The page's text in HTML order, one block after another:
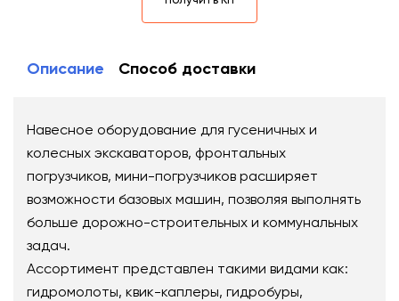
Описание Способ доставки
Навесное оборудование для гусеничных и
колесных экскаваторов, фронтальных
погрузчиков, мини-погрузчиков расширяет
возможности базовых машин, позволяя выполнять
больше дорожно-строительных и коммунальных
задач.
Ассортимент представлен такими видами как:
гидромолоты, квик-каплеры, гидробуры,